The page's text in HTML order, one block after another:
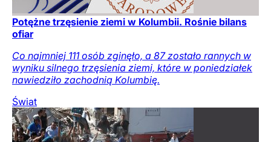
Potężne trzęsienie ziemi w Kolumbii. Rośnie bilans
ofiar
Co najmniej 111 osób zginęło, a 87 zostało rannych w
wyniku silnego trzęsienia ziemi, które w poniedziałek
nawiedziło zachodnią Kolumbię.
Świat